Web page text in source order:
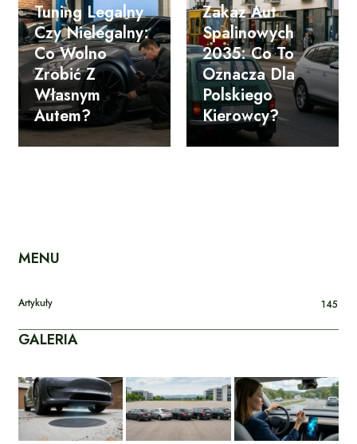
Tuning Legalny
Czy Nielegalny:
Co Wolno
Zrobić Z
Własnym
Autem?
Zakaz Aut
Spalinowych
2035: Co To
Oznacza Dla
Polskiego
Kierowcy?
MENU
Artykuły 145
GALERIA